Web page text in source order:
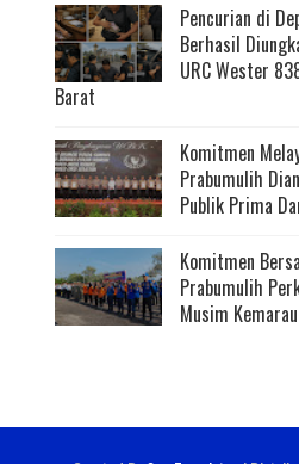
Pencurian di
Berhasil
URC Wester
Barat
Komitmen
Prabumulih
Publik Prima
Komitmen
Prabumulih
Musim